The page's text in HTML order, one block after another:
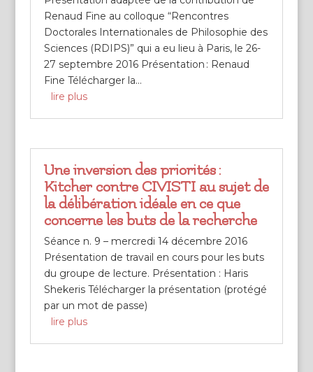
Renaud Fine au colloque “Rencontres
Doctorales Internationales de Philosophie des
Sciences (RDIPS)” qui a eu lieu à Paris, le 26-
27 septembre 2016 Présentation : Renaud
Fine Télécharger la...
lire plus
Une inversion des priorités :
Kitcher contre CIVISTI au sujet de
la délibération idéale en ce que
concerne les buts de la recherche
Séance n. 9 – mercredi 14 décembre 2016
Présentation de travail en cours pour les buts
du groupe de lecture. Présentation : Haris
Shekeris Télécharger la présentation (protégé
par un mot de passe)
lire plus